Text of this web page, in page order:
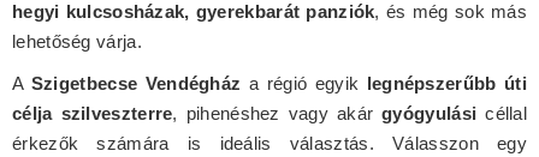
hegyi kulcsosházak, gyerekbarát panziók, és még sok más
lehetőség várja.
A Szigetbecse Vendégház a régió egyik legnépszerűbb úti
célja szilveszterre, pihenéshez vagy akárgyógyulási céllal
érkezők számára is ideális választás. Válasszon egy